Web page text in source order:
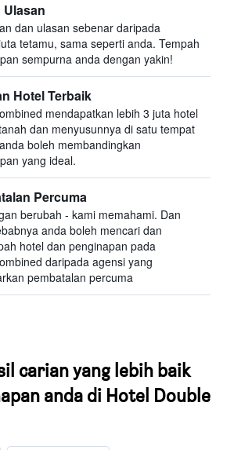
dan ulasan sebenar daripada
tetamu, sama seperti anda. Tempah
sempurna anda dengan yakin!
Hotel Terbaik
mendapatkan lebih 3 juta hotel
dan menyusunnya di satu tempat
boleh membandingkan
yang ideal.
Percuma
berubah - kami memahami. Dan
anda boleh mencari dan
hotel dan penginapan pada
daripada agensi yang
pembatalan percuma
carian yang lebih baik
anda di Hotel Double